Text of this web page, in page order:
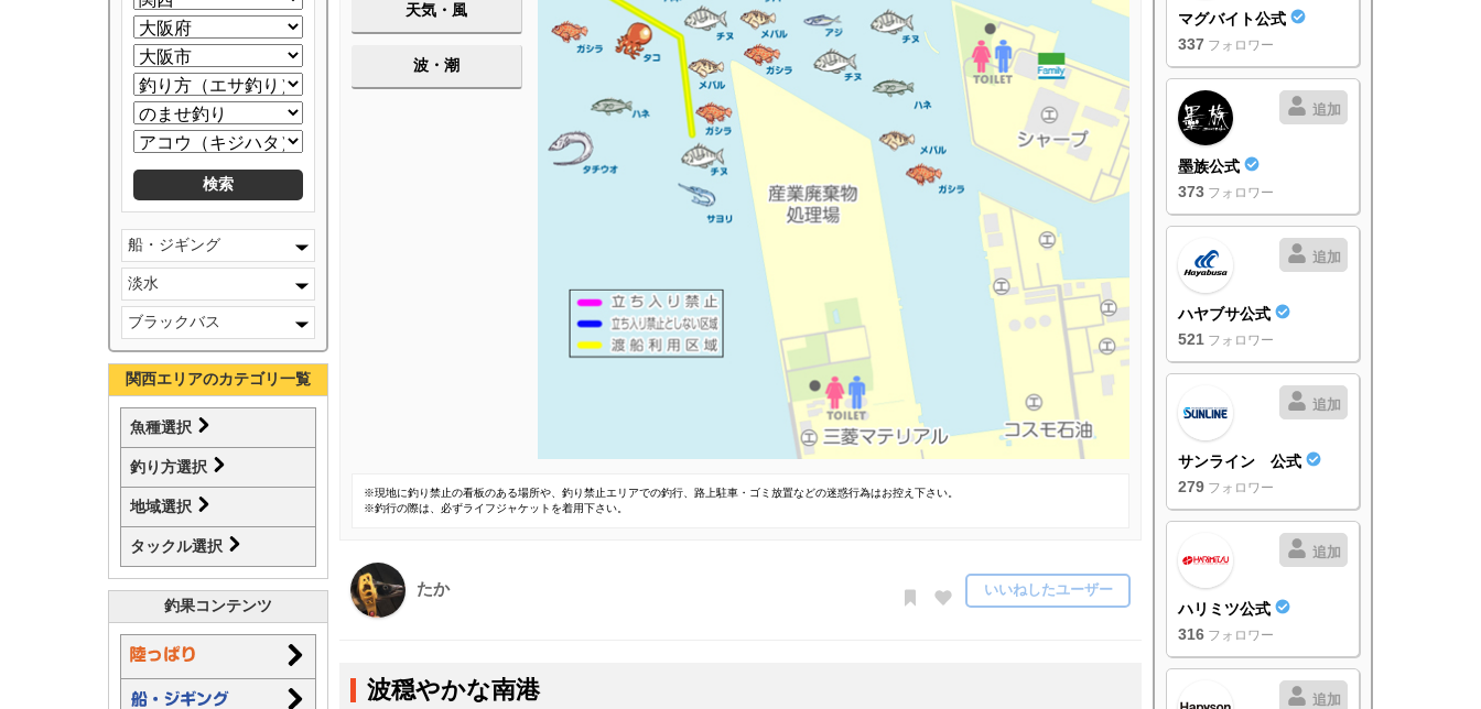
船・ジギング
淡水
ブラックバス
関西エリアのカテゴリ一覧
魚種選択
釣り方選択
地域選択
タックル選択
釣果コンテンツ
天気・風
波・潮
※現地に釣り禁止の看板のある場所や、釣り禁止エリアでの釣行、路上駐車・ゴミ放置などの迷惑行為はお控え下さい。
※釣行の際は、必ずライフジャケットを着用下さい。
たか いいねしたユーザー
波穏やかな南港
マグバイト公式
337 フォロワー
追加
墨族公式
373 フォロワー
追加
ハヤブサ公式
521 フォロワー
追加
サンライン 公式
279 フォロワー
追加
ハリミツ公式
316 フォロワー
追加